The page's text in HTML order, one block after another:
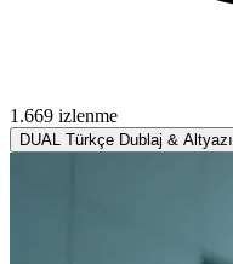
1.669 izlenme
DUAL Türkçe Dublaj & Altyazı